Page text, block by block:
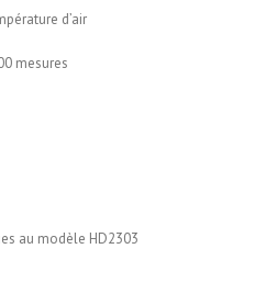
d’air
mesures
au modèle HD2303